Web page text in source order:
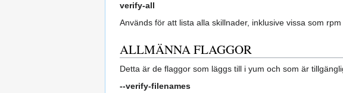
verify-all
Används för att lista alla skillnader, inklusive vissa som
ALLMÄNNA FLAGGOR
Detta är de flaggor som läggs till i yum och som är
--verify-filenames